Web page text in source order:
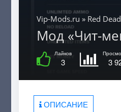
Vip-Mods.ru » Red
Мод «Чит-
Лайков
3 3
ОПИСАНИЕ